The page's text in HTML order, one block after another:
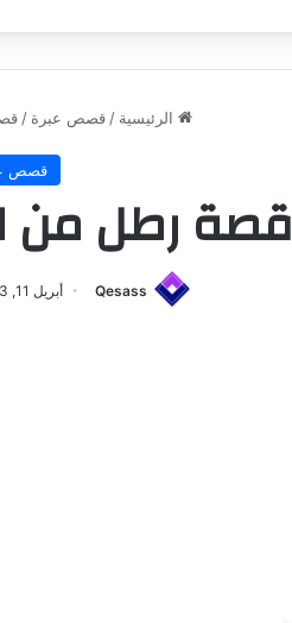
الرئيسية / قصص عبرة /
قصص
قصة رطل من
Qesass أبريل 11, 2023